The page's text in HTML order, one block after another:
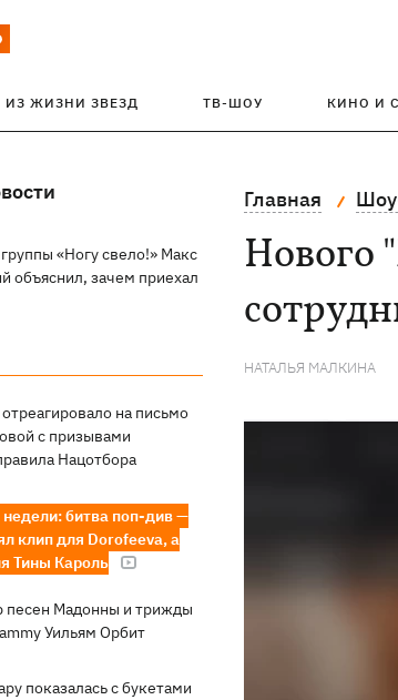
ИЗ ЖИЗНИ ЗВЕЗД ТВ-ШОУ КИНО И
«Ногу свело!» Макс
объяснил, зачем приехал
на письмо
с призывами
Нацотбора
битва поп-див —
клип для Dorofeeva, а
Тины Кароль
песен Мадонны и трижды
Уильям Орбит
показалась с букетами
Главная
Нового
НАТАЛЬЯ МАЛКИНА